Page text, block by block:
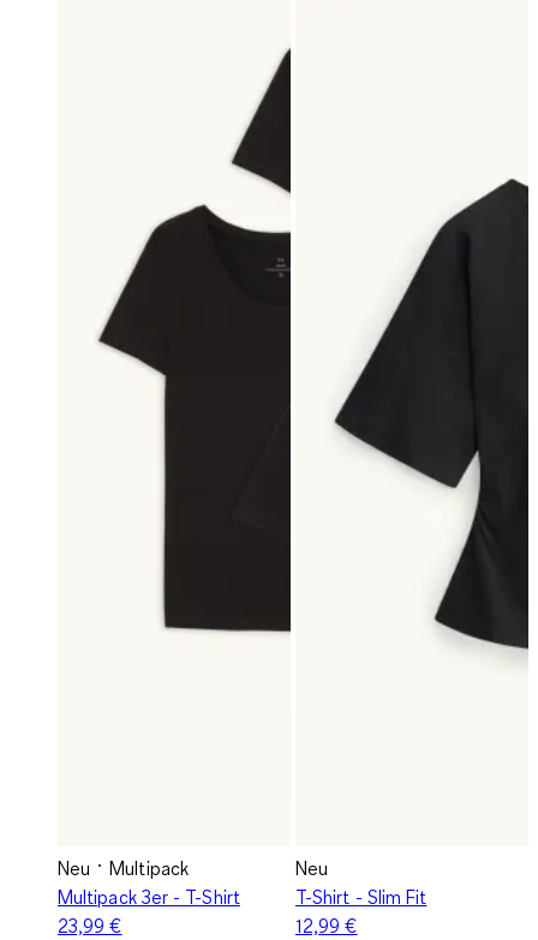
Neu
Multipack
Multipack 3er - T-Shirt
23,99 €
Neu
T-Shirt - Slim Fit
12,99 €